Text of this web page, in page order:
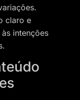
claro e
intenções